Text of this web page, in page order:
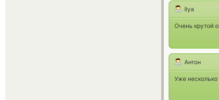
Ilya
Очень крутой
Антон
Уже